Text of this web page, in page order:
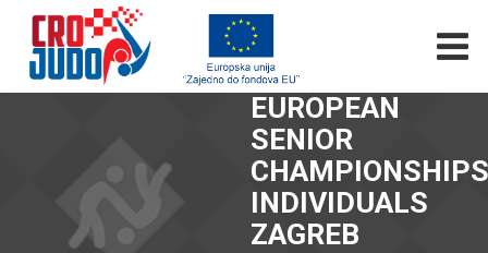
EUROPEAN
SENIOR
CHAMPIONSHIPS
INDIVIDUALS
ZAGREB